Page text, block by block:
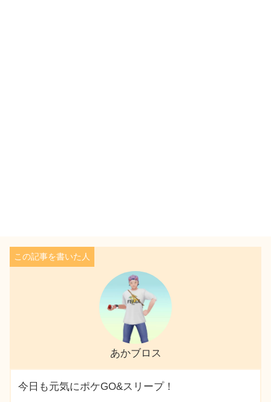
あかブロス
今日も元気にポケGO&スリープ！